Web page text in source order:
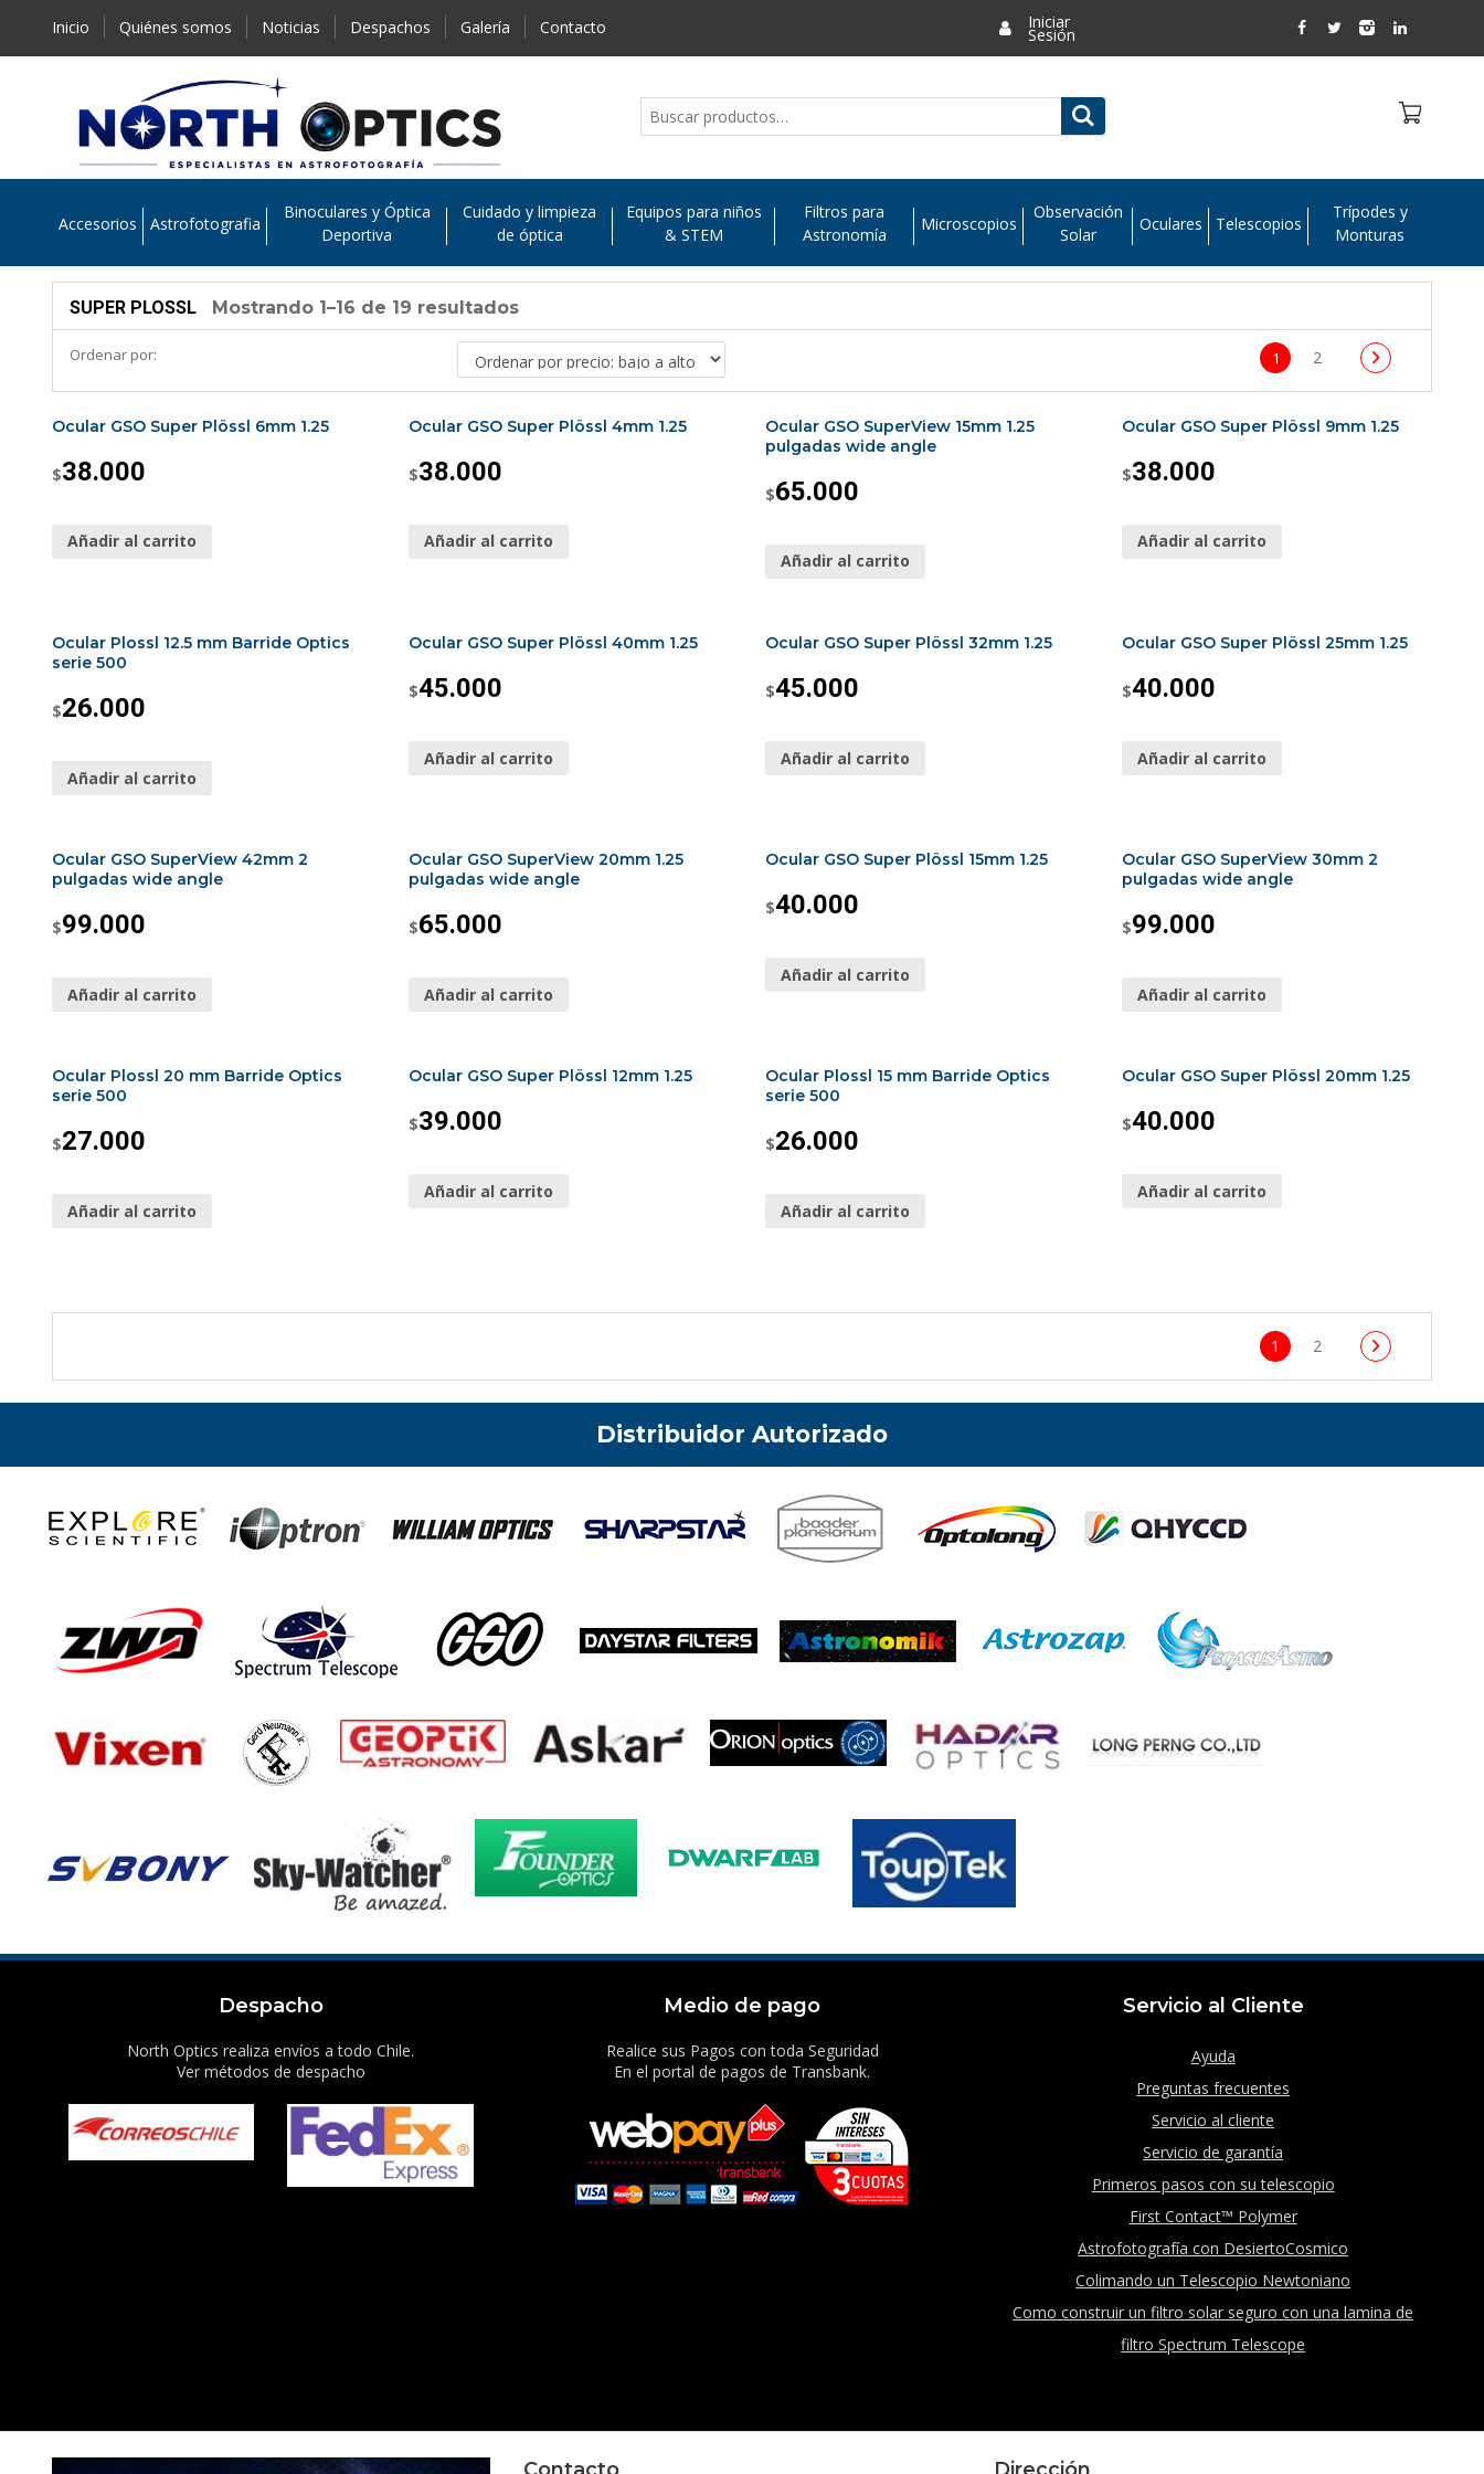
Inicio Quiénes somos Noticias Despachos Galería Contacto Iniciar
Sesión
Accesorios Astrofotografia
Binoculares y Óptica
Deportiva
Cuidado y limpieza
de óptica
Equipos para niños
& STEM
Filtros para
Astronomía
Microscopios
Observación
Solar
Oculares Telescopios
Trípodes y
Monturas
SUPER PLOSSL Mostrando 1–16 de 19 resultados
Ordenar por: 1 2
Ocular GSO Super Plössl 6mm 1.25
$38.000
Añadir al carrito
Ocular GSO Super Plössl 4mm 1.25
$38.000
Añadir al carrito
Ocular GSO SuperView 15mm 1.25
pulgadas wide angle
$65.000
Añadir al carrito
Ocular GSO Super Plössl 9mm 1.25
$38.000
Añadir al carrito
Ocular Plossl 12.5 mm Barride Optics
serie 500
$26.000
Añadir al carrito
Ocular GSO Super Plössl 40mm 1.25
$45.000
Añadir al carrito
Ocular GSO Super Plössl 32mm 1.25
$45.000
Añadir al carrito
Ocular GSO Super Plössl 25mm 1.25
$40.000
Añadir al carrito
Ocular GSO SuperView 42mm 2
pulgadas wide angle
$99.000
Añadir al carrito
Ocular GSO SuperView 20mm 1.25
pulgadas wide angle
$65.000
Añadir al carrito
Ocular GSO Super Plössl 15mm 1.25
$40.000
Añadir al carrito
Ocular GSO SuperView 30mm 2
pulgadas wide angle
$99.000
Añadir al carrito
Ocular Plossl 20 mm Barride Optics
serie 500
$27.000
Añadir al carrito
Ocular GSO Super Plössl 12mm 1.25
$39.000
Añadir al carrito
Ocular Plossl 15 mm Barride Optics
serie 500
$26.000
Añadir al carrito
Ocular GSO Super Plössl 20mm 1.25
$40.000
Añadir al carrito
1 2
Distribuidor Autorizado
Despacho
North Optics realiza envíos a todo Chile.
Ver métodos de despacho
Medio de pago
Realice sus Pagos con toda Seguridad
En el portal de pagos de Transbank.
Servicio al Cliente
Ayuda
Preguntas frecuentes
Servicio al cliente
Servicio de garantía
Primeros pasos con su telescopio
First Contact™ Polymer
Astrofotografía con DesiertoCosmico
Colimando un Telescopio Newtoniano
Como construir un filtro solar seguro con una lamina de
filtro Spectrum Telescope